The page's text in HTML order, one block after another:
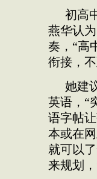
初高
燕华认
奏，“高
衔接，
她建
英语，“
语字帖
本或在
就可以
来规划